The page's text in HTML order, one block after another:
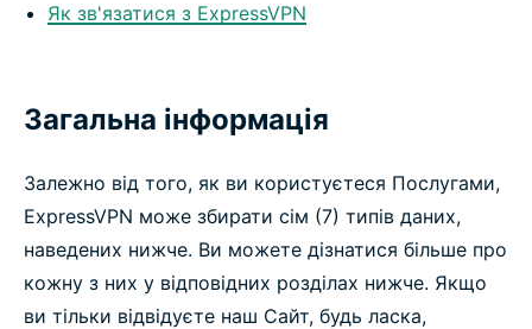
Як зв'язатися з ExpressVPN
Загальна інформація
Залежно від того, як ви користуєтеся Послугами,
ExpressVPN може збирати сім (7) типів даних,
наведених нижче. Ви можете дізнатися більше про
кожну з них у відповідних розділах нижче. Якщо
ви тільки відвідуєте наш Сайт, будь ласка,